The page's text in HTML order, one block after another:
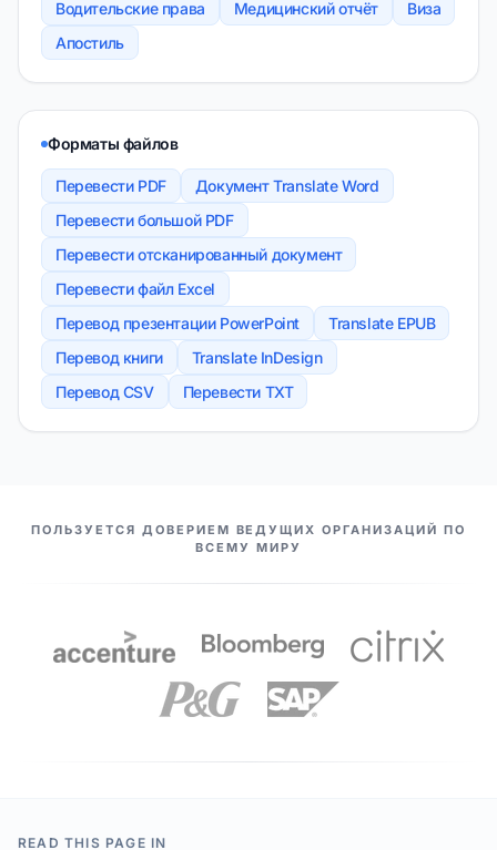
Водительские права
Медицинский отчёт
Виза
Апостиль
Форматы файлов
Перевести PDF
Документ Translate Word
Перевести большой PDF
Перевести отсканированный документ
Перевести файл Excel
Перевод презентации PowerPoint
Translate EPUB
Перевод книги
Translate InDesign
Перевод CSV
Перевести TXT
НАШИ ПАРТНЕРЫ
ПОЛЬЗУЕТСЯ ДОВЕРИЕМ ВЕДУЩИХ ОРГАНИЗАЦИЙ ПО
ВСЕМУ МИРУ
READ THIS PAGE IN